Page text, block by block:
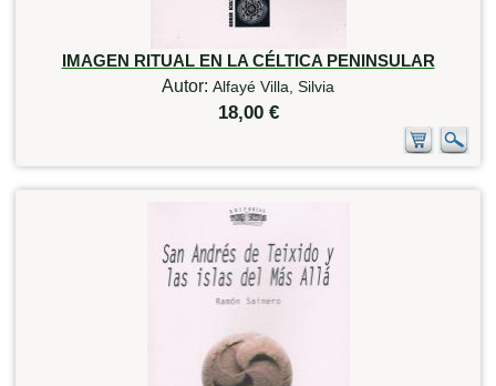
IMAGEN RITUAL EN LA CÉLTICA PENINSULAR
Autor: Alfayé Villa, Silvia
18,00 €